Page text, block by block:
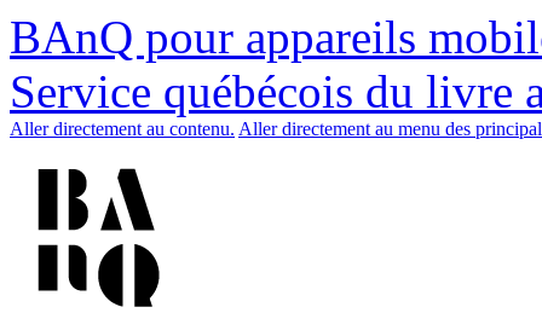
BAnQ pour appareils
Service québécois du livre
Aller directement au contenu. Aller directement au menu des